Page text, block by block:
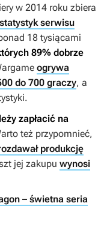
w 2014 roku zbiera
serwisu
18 tysiącami
89% dobrze
ogrywa
do 700 graczy, a
zapłacić na
też przypomnieć,
produkcję
jej zakupu wynosi
– świetna seria